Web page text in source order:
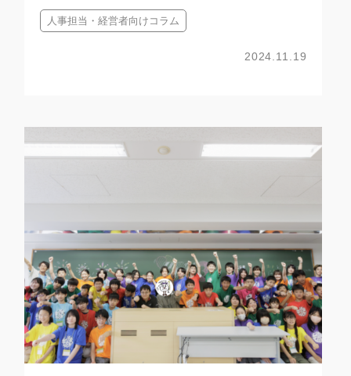
人事担当・経営者向けコラム
2024.11.19